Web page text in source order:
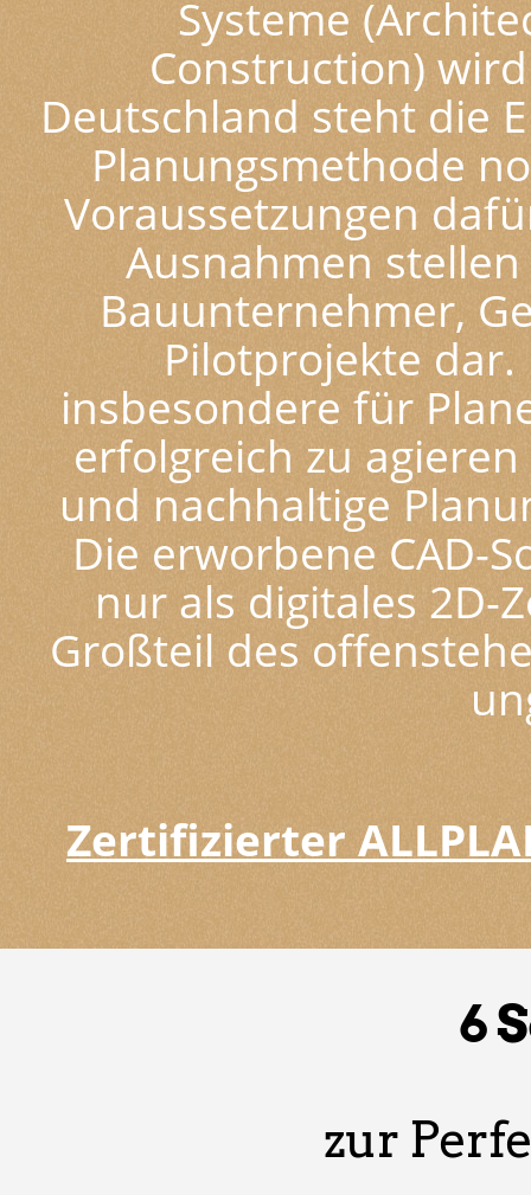
Systeme
Construction)
Deutschland steht die
Planungsmethode
Voraussetzungen
Ausnahmen
Bauunternehmer,
Pilotprojekte dar.
insbesondere für
erfolgreich zu
und nachhaltige
Die erworbene CAD-
nur als digitales 2D-
Großteil des
Zertifizierter
6
zur